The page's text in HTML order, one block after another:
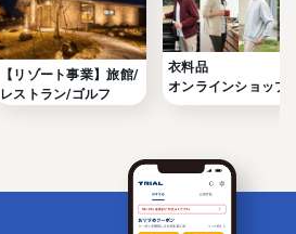
【リゾート事業】旅館/
レストラン/ゴルフ
衣料品
オンラインショップ